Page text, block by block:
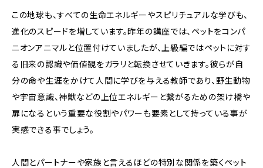
この地球も、すべての生命エネルギーやスピリチュアルな学びも、
進化のスピードを増しています。昨年の講座では、ペットをコンパ
ニオンアニマルと位置付けていましたが、上級編ではペットに対す
る旧来の認識や価値観をガラリと転換させていきます。彼らが自
分の命や生涯をかけて人間に学びを与える教師であり、野生動物
や宇宙意識、神獣などの上位エネルギーと繋がるための架け橋や
扉になるという重要な役割やパワーも要素として持っている事が
実感できる事でしょう。
人間とパートナーや家族と言えるほどの特別な関係を築くペット